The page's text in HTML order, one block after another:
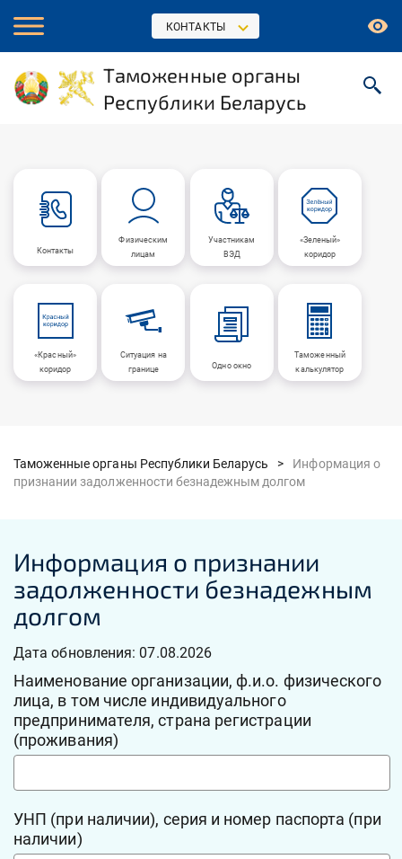
КОНТАКТЫ
Таможенные органы
Республики Беларусь
Контакты
Физическим
лицам
Участникам
ВЭД
«Зеленый»
коридор
«Красный»
коридор
Ситуация на
границе
Одно окно
Таможенный
калькулятор
Таможенные органы Республики Беларусь >
Информация о
признании задолженности безнадежным долгом
Информация о признании
задолженности безнадежным
долгом
Дата обновления: 07.08.2026
Наименование организации, ф.и.о. физического
лица, в том числе индивидуального
предпринимателя, страна регистрации
(проживания)
УНП (при наличии), серия и номер паспорта (при
наличии)